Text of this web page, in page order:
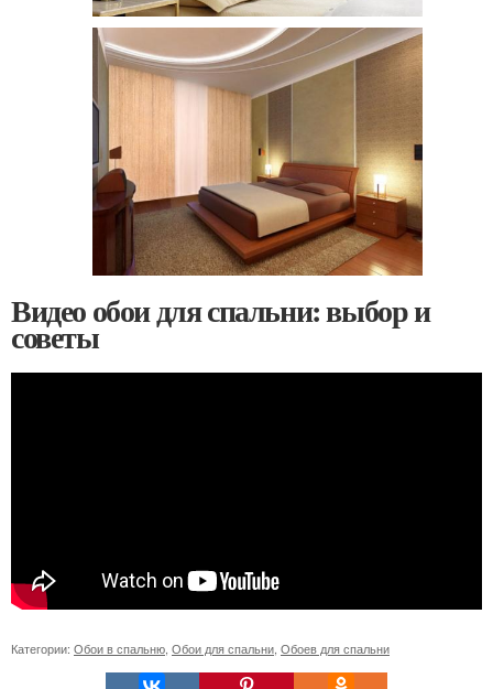
Видео обои для спальни: выбор и
советы
Категории: Обои в спальню Обои для спальни Обоев для спальни